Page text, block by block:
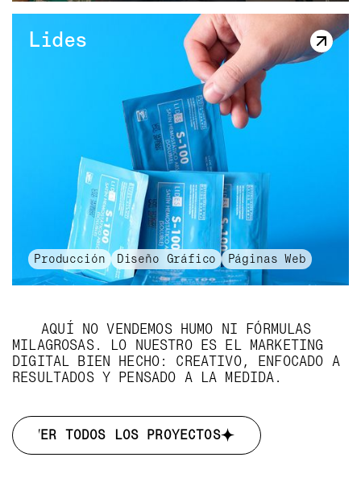
Lides
Producción Diseño Gráfico Páginas Web
AQUÍ NO VENDEMOS HUMO NI FÓRMULAS
MILAGROSAS. LO NUESTRO ES EL MARKETING
DIGITAL BIEN HECHO: CREATIVO, ENFOCADO A
RESULTADOS Y PENSADO A LA MEDIDA.
VER TODOS LOS PROYECTOS